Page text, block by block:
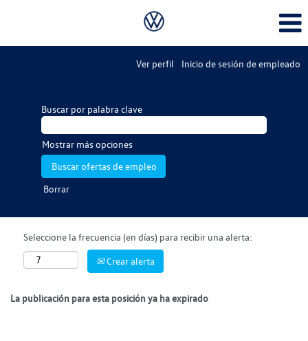
Ver perfil Inicio de sesión de empleado
Buscar por palabra clave
Mostrar más opciones
Borrar
Seleccione la frecuencia (en días) para recibir una alerta:
Crear alerta
La publicación para esta posición ya ha expirado